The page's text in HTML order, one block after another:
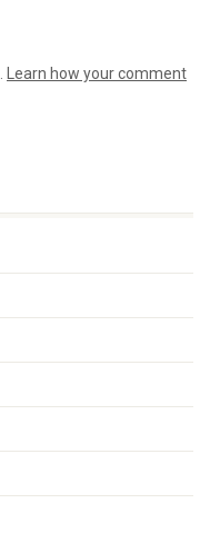
Learn how your comment